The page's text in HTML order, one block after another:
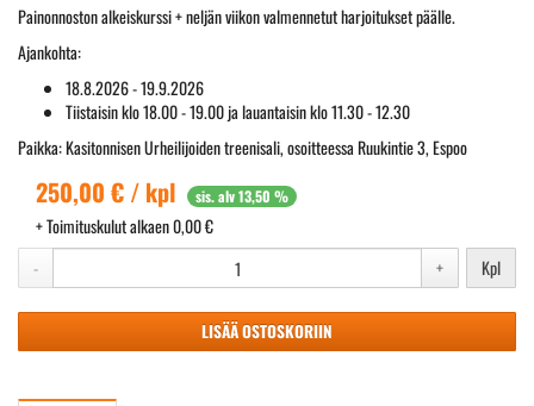
Painonnoston alkeiskurssi + neljän viikon valmennetut harjoitukset päälle.
Ajankohta:
18.8.2026 - 19.9.2026
Tiistaisin klo 18.00 - 19.00 ja lauantaisin klo 11.30 - 12.30
Paikka: Kasitonnisen Urheilijoiden treenisali, osoitteessa Ruukintie 3, Espoo
250,00 € / kpl sis. alv 13,50 %
+ Toimituskulut alkaen 0,00 €
-
+ Kpl
LISÄÄ OSTOSKORIIN